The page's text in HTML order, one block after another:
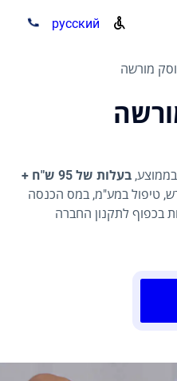
русский
מורשה
בממוצע,
בעלות של 95 ש"ח +
טיפול במע"מ, במס הכנסה
בכפוף לתקנון החברה